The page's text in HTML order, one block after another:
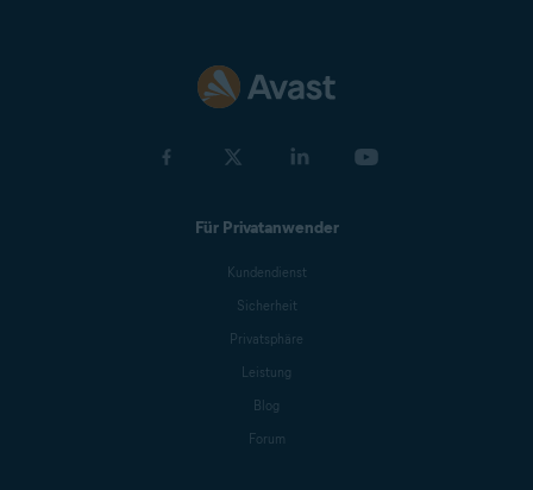
Für Privatanwender
Kundendienst
Sicherheit
Privatsphäre
Leistung
Blog
Forum